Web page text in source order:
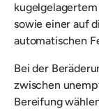
sowie einer auf
automatischen
Bei der
zwischen
Bereifung